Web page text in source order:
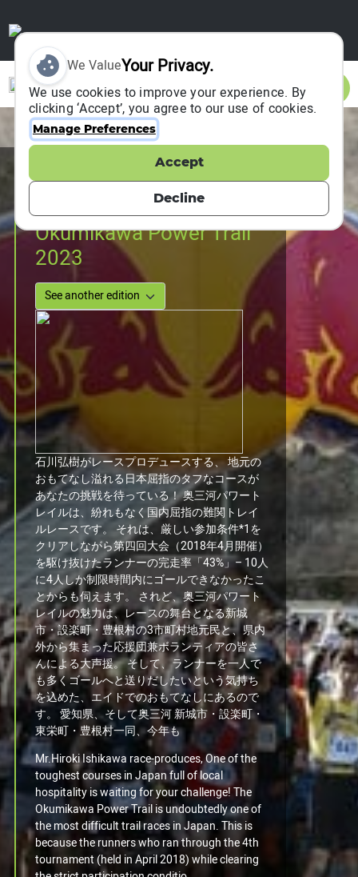
Sign In
Event Information
Shinshiro-City, Japan
01 October 2023
Okumikawa Power Trail
2023
石川弘樹がレースプロデュースする、 地元の
おもてなし溢れる日本屈指のタフなコースが
あなたの挑戦を待っている！ 奥三河パワート
レイルは、紛れもなく国内屈指の難関トレイ
ルレースです。 それは、厳しい参加条件*1を
クリアしながら第四回大会（2018年4月開催）
を駆け抜けたランナーの完走率「43%」– 10人
に4人しか制限時間内にゴールできなかったこ
とからも伺えます。 されど、奥三河パワート
レイルの魅力は、レースの舞台となる新城
市・設楽町・豊根村の3市町村地元民と、県内
外から集まった応援団兼ボランティアの皆さ
んによる大声援。 そして、ランナーを一人で
も多くゴールへと送りだしたいという気持ち
を込めた、エイドでのおもてなしにあるので
す。 愛知県、そして奥三河 新城市・設楽町・
東栄町・豊根村一同、今年も
Mr.Hiroki Ishikawa race-produces, One of the
toughest courses in Japan full of local
hospitality is waiting for your challenge! The
Okumikawa Power Trail is undoubtedly one of
the most difficult trail races in Japan. This is
because the runners who ran through the 4th
tournament (held in April 2018) while clearing
We ValueYour Privacy.
We use cookies to improve your experience. By
clicking ‘Accept’, you agree to our use of cookies.
Manage Preferences
Accept
Decline